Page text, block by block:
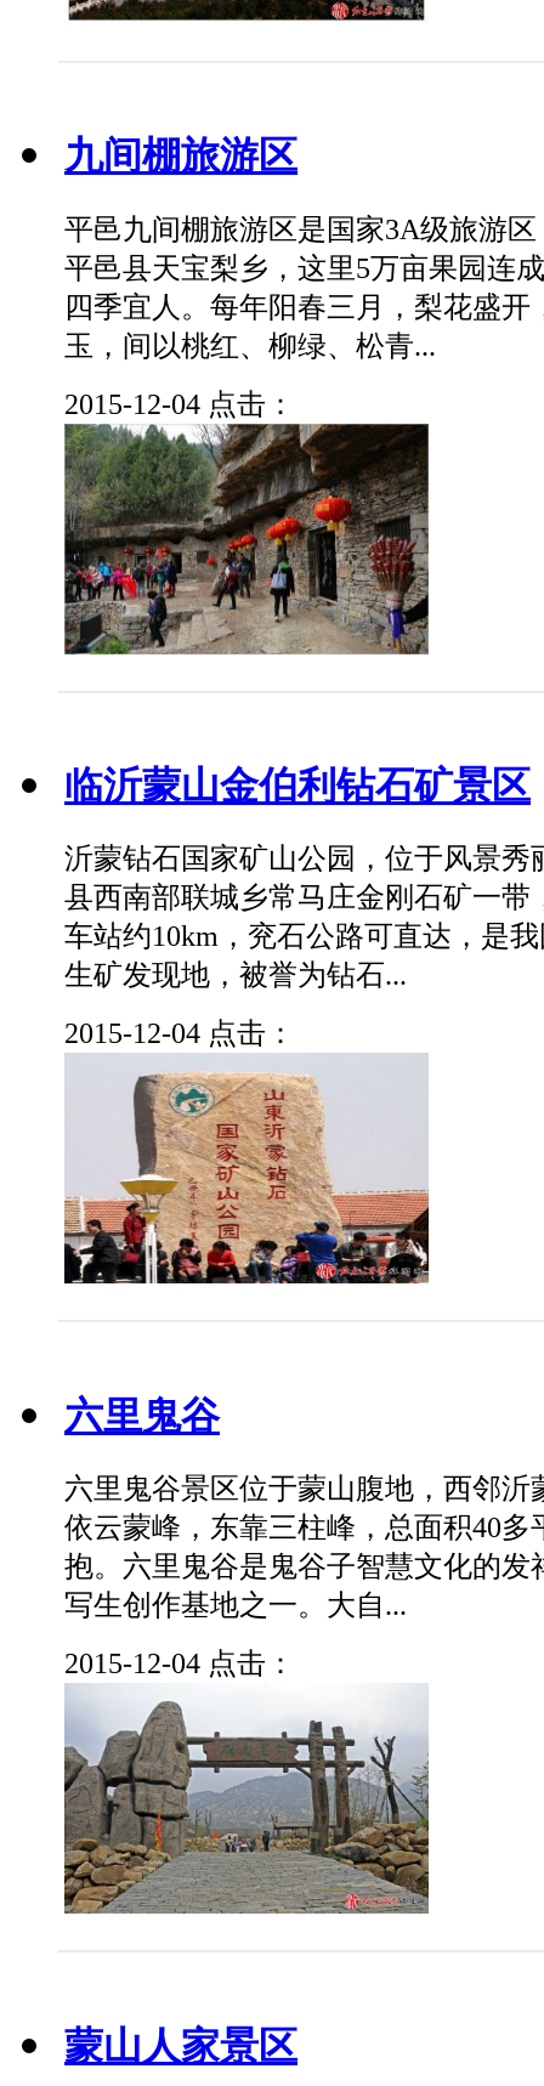
九间棚旅游区
平邑九间棚旅游区是国家3A级旅游
平邑县天宝梨乡，这里5万亩果园连
四季宜人。每年阳春三月，梨花盛
玉，间以桃红、柳绿、松青...
2015-12-04 点击：
临沂蒙山金伯利钻石矿景区
沂蒙钻石国家矿山公园，位于风景秀
县西南部联城乡常马庄金刚石矿一带
车站约10km，兖石公路可直达，是
生矿发现地，被誉为钻石...
2015-12-04 点击：
六里鬼谷
六里鬼谷景区位于蒙山腹地，西邻沂
依云蒙峰，东靠三柱峰，总面积40多
抱。六里鬼谷是鬼谷子智慧文化的发
写生创作基地之一。大自...
2015-12-04 点击：
蒙山人家景区